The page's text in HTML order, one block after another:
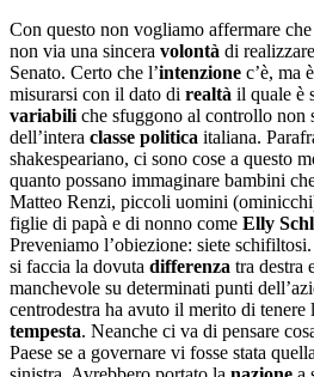
Con questo non vogliamo affermare
non via una sincera volontà di
Senato. Certo che l’intenzione c’è, ma
misurarsi con il dato di realtà il quale è
variabili che sfuggono al controllo
dell’intera classe politica italiana.
shakespeariano, ci sono cose a questo
quanto possano immaginare bambini
Matteo Renzi, piccoli uomini
figlie di papà e di nonno come Elly
Preveniamo l’obiezione: siete
si faccia la dovuta differenza tra destra
manchevole su determinati punti
centrodestra ha avuto il merito di tenere
tempesta. Neanche ci va di pensare
Paese se a governare vi fosse stata